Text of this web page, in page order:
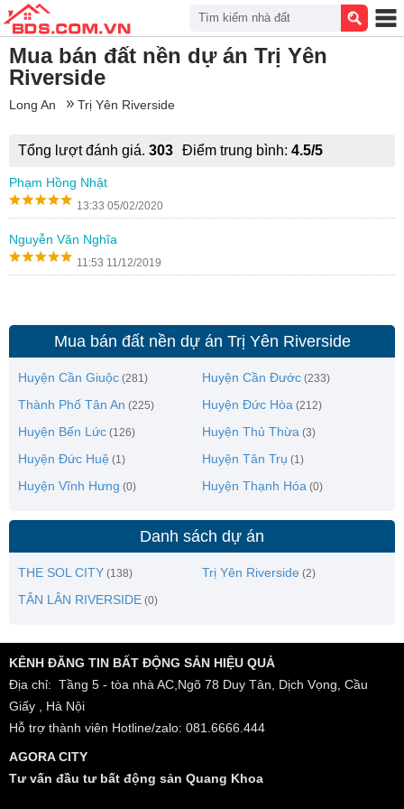
Mua bán đất nền dự án Trị Yên
Riverside
Long An Trị Yên Riverside
Tổng lượt đánh giá. 303 Điểm trung bình: 4.5/5
Phạm Hồng Nhật
13:33 05/02/2020
Nguyễn Văn Nghĩa
11:53 11/12/2019
Mua bán đất nền dự án Trị Yên Riverside
Huyện Cần Giuộc (281) Huyện Cần Đước (233)
Thành Phố Tân An (225) Huyện Đức Hòa (212)
Huyện Bến Lức (126) Huyện Thủ Thừa (3)
Huyện Đức Huệ (1) Huyện Tân Trụ (1)
Huyện Vĩnh Hưng (0) Huyện Thạnh Hóa (0)
Danh sách dự án
THE SOL CITY (138) Trị Yên Riverside (2)
TÂN LÂN RIVERSIDE (0)
Tìm kiếm nhà đất
KÊNH ĐĂNG TIN BẤT ĐỘNG SẢN HIỆU QUẢ
Địa chỉ: Tầng 5 - tòa nhà AC,Ngõ 78 Duy Tân, Dịch Vọng, Cầu
Giấy , Hà Nội
Hỗ trợ thành viên Hotline/zalo: 081.6666.444
AGORA CITY
Tư vấn đầu tư bất động sản Quang Khoa